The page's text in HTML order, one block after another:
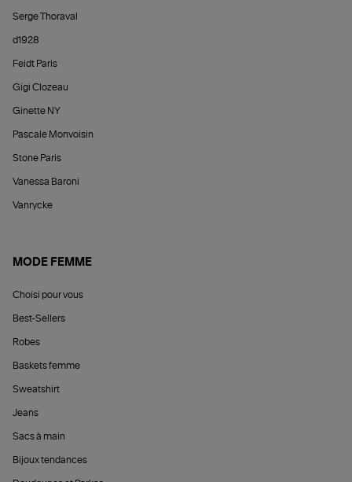
Serge Thoraval
d1928
Feidt Paris
Gigi Clozeau
Ginette NY
Pascale Monvoisin
Stone Paris
Vanessa Baroni
Vanrycke
MODE FEMME
Choisi pour vous
Best-Sellers
Robes
Baskets femme
Sweatshirt
Jeans
Sacs à main
Bijoux tendances